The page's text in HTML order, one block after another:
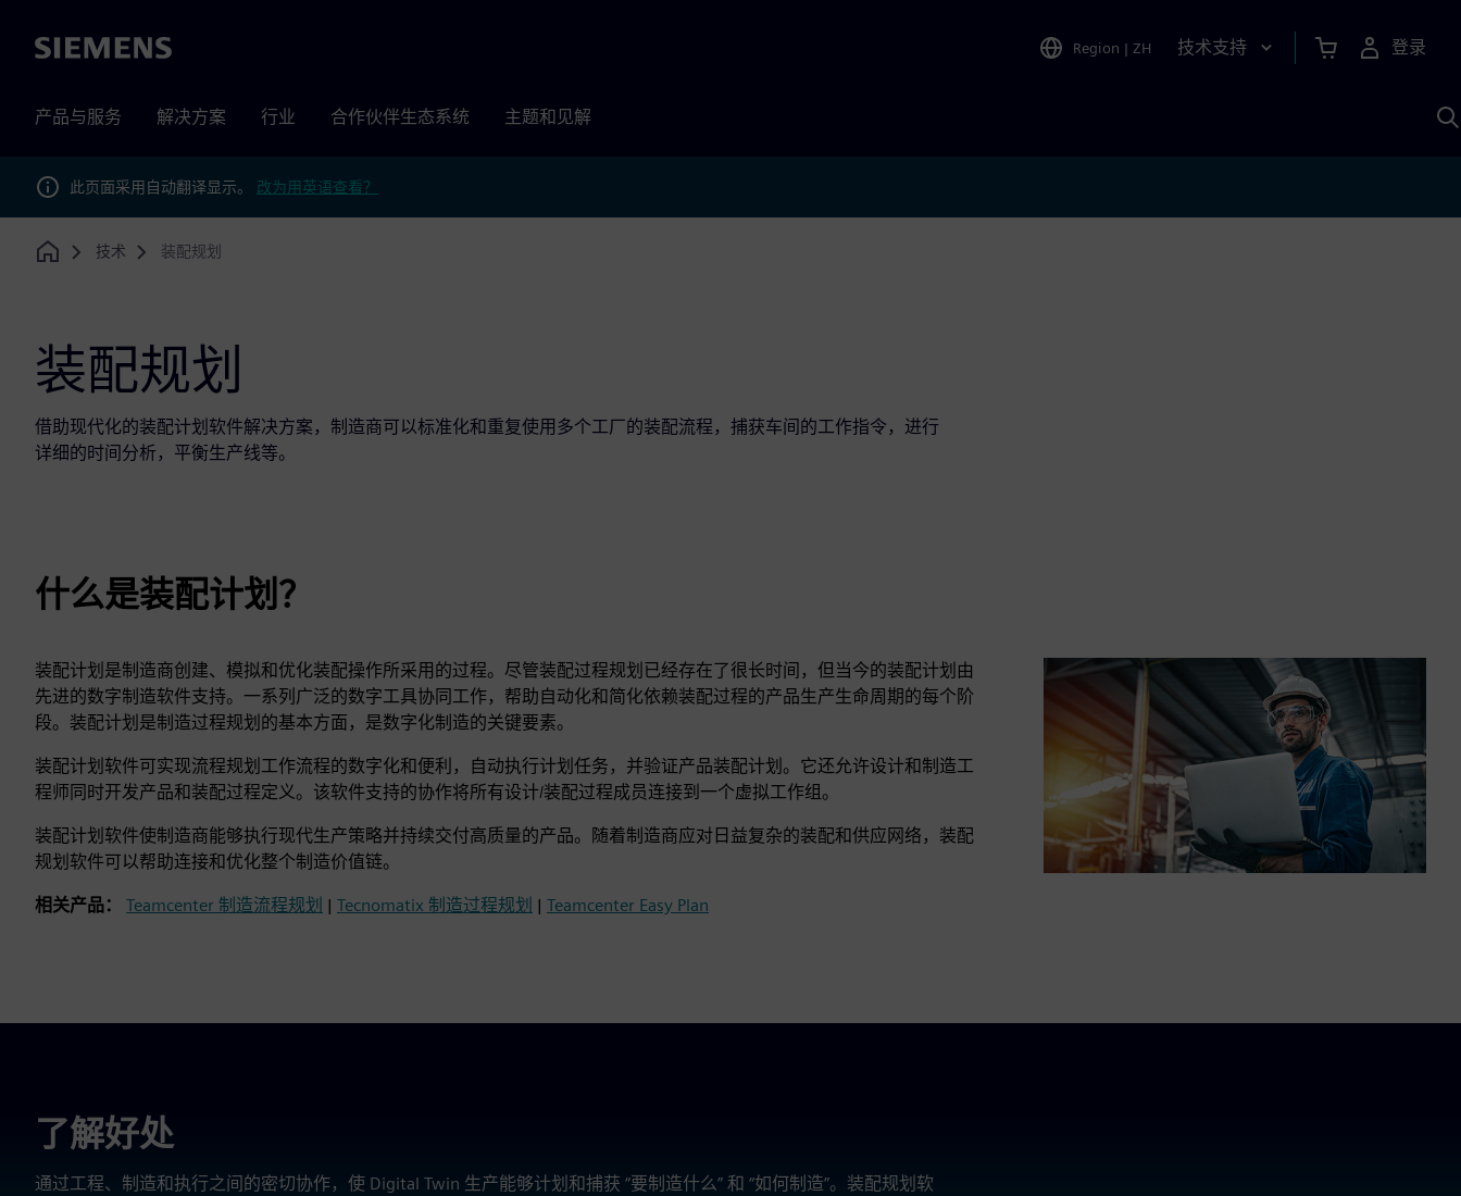
Siemens Region | ZH 技术支持 登录
产品与服务 解决方案 行业 合作伙伴生态系统 主题和见解
此页面采用自动翻译显示。 改为用英语查看？
Home
技术 装配规划
装配规划
借助现代化的装配计划软件解决方案，制造商可以标准化和重复使用多个工厂的装配流程，捕获车间的工作指令，进行
详细的时间分析，平衡生产线等。
什么是装配计划？
装配计划是制造商创建、模拟和优化装配操作所采用的过程。尽管装配过程规划已经存在了很长时间，但当今的装配计划由
先进的数字制造软件支持。一系列广泛的数字工具协同工作，帮助自动化和简化依赖装配过程的产品生产生命周期的每个阶
段。装配计划是制造过程规划的基本方面，是数字化制造的关键要素。
装配计划软件可实现流程规划工作流程的数字化和便利，自动执行计划任务，并验证产品装配计划。它还允许设计和制造工
程师同时开发产品和装配过程定义。该软件支持的协作将所有设计/装配过程成员连接到一个虚拟工作组。
装配计划软件使制造商能够执行现代生产策略并持续交付高质量的产品。随着制造商应对日益复杂的装配和供应网络，装配
规划软件可以帮助连接和优化整个制造价值链。
相关产品： Teamcenter 制造流程规划 | Tecnomatix 制造过程规划 | Teamcenter Easy Plan
了解好处
通过工程、制造和执行之间的密切协作，使 Digital Twin 生产能够计划和捕获 “要制造什么” 和 “如何制造”。装配规划软